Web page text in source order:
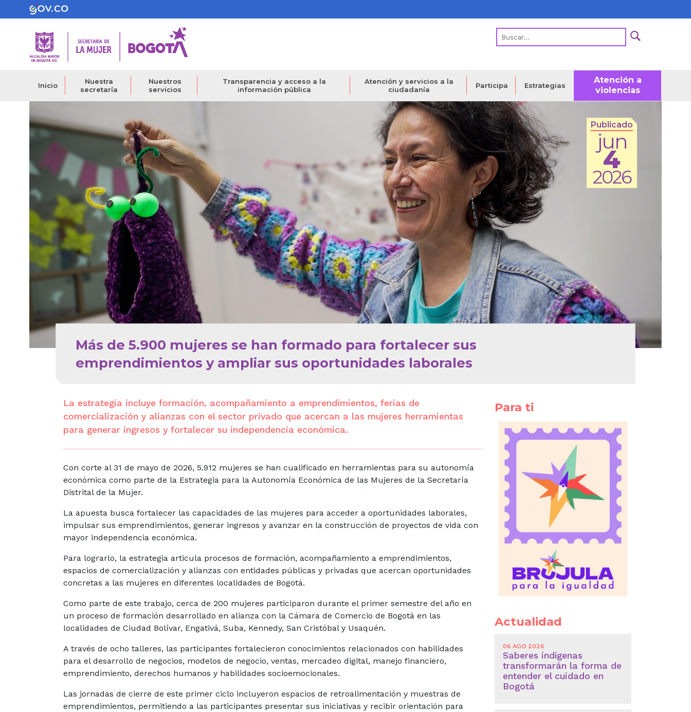
al
contenido
Inicio
Nuestra
secretaría
Nuestros
servicios
Transparencia y acceso a la
información pública
Atención y servicios a la
ciudadanía
Participa Estrategias
Atención a
violencias
Publicado
jun
4
2026
Más de 5.900 mujeres se han formado para fortalecer sus
emprendimientos y ampliar sus oportunidades laborales
La estrategia incluye formación, acompañamiento a emprendimientos, ferias de
comercialización y alianzas con el sector privado que acercan a las mujeres herramientas
para generar ingresos y fortalecer su independencia económica.
Con corte al 31 de mayo de 2026, 5.912 mujeres se han cualificado en herramientas para su autonomía
económica como parte de la Estrategia para la Autonomía Económica de las Mujeres de la Secretaría
Distrital de la Mujer.
La apuesta busca fortalecer las capacidades de las mujeres para acceder a oportunidades laborales,
impulsar sus emprendimientos, generar ingresos y avanzar en la construcción de proyectos de vida con
mayor independencia económica.
Para lograrlo, la estrategia articula procesos de formación, acompañamiento a emprendimientos,
espacios de comercialización y alianzas con entidades públicas y privadas que acercan oportunidades
concretas a las mujeres en diferentes localidades de Bogotá.
Como parte de este trabajo, cerca de 200 mujeres participaron durante el primer semestre del año en
un proceso de formación desarrollado en alianza con la Cámara de Comercio de Bogotá en las
localidades de Ciudad Bolívar, Engativá, Suba, Kennedy, San Cristóbal y Usaquén.
A través de ocho talleres, las participantes fortalecieron conocimientos relacionados con habilidades
para el desarrollo de negocios, modelos de negocio, ventas, mercadeo digital, manejo financiero,
emprendimiento, derechos humanos y habilidades socioemocionales.
Las jornadas de cierre de este primer ciclo incluyeron espacios de retroalimentación y muestras de
emprendimientos, permitiendo a las participantes presentar sus iniciativas y recibir orientación para
Para ti
Actualidad
06 AGO 2026
Saberes indígenas
transformarán la forma de
entender el cuidado en
Bogotá